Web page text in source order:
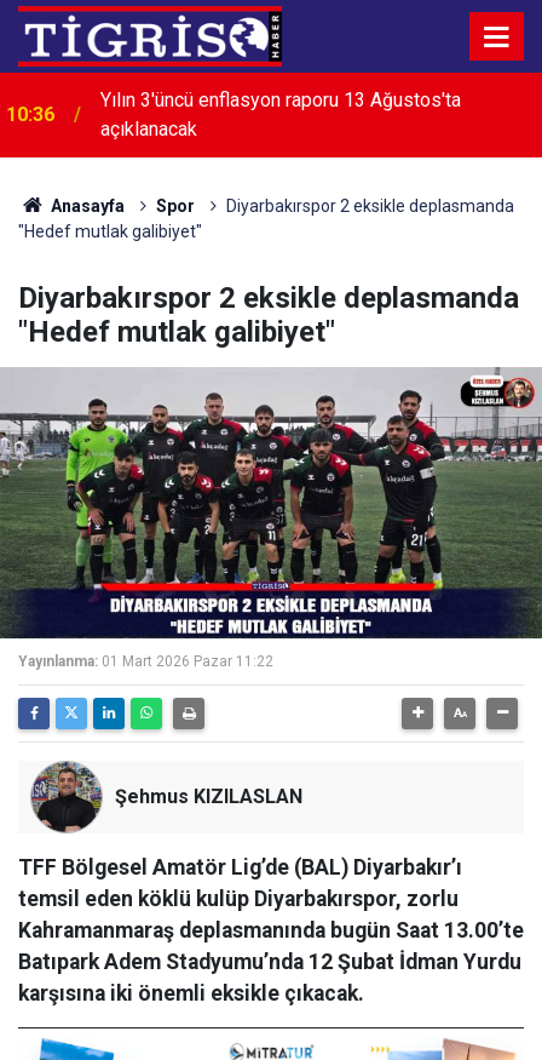
10:36
Yılın 3'üncü enflasyon raporu 13 Ağustos'ta
açıklanacak
10:32
Benzine zam geliyor: Bu gece yarısı pompaya
yansıyacak
Anasayfa Spor
Diyarbakırspor 2 eksikle deplasmanda
"Hedef mutlak galibiyet"
Diyarbakırspor 2 eksikle deplasmanda
"Hedef mutlak galibiyet"
Yayınlanma: 01 Mart 2026 Pazar 11:22
Şehmus KIZILASLAN
TFF Bölgesel Amatör Lig’de (BAL) Diyarbakır’ı
temsil eden köklü kulüp Diyarbakırspor, zorlu
Kahramanmaraş deplasmanında bugün Saat 13.00’te
Batıpark Adem Stadyumu’nda 12 Şubat İdman Yurdu
karşısına iki önemli eksikle çıkacak.